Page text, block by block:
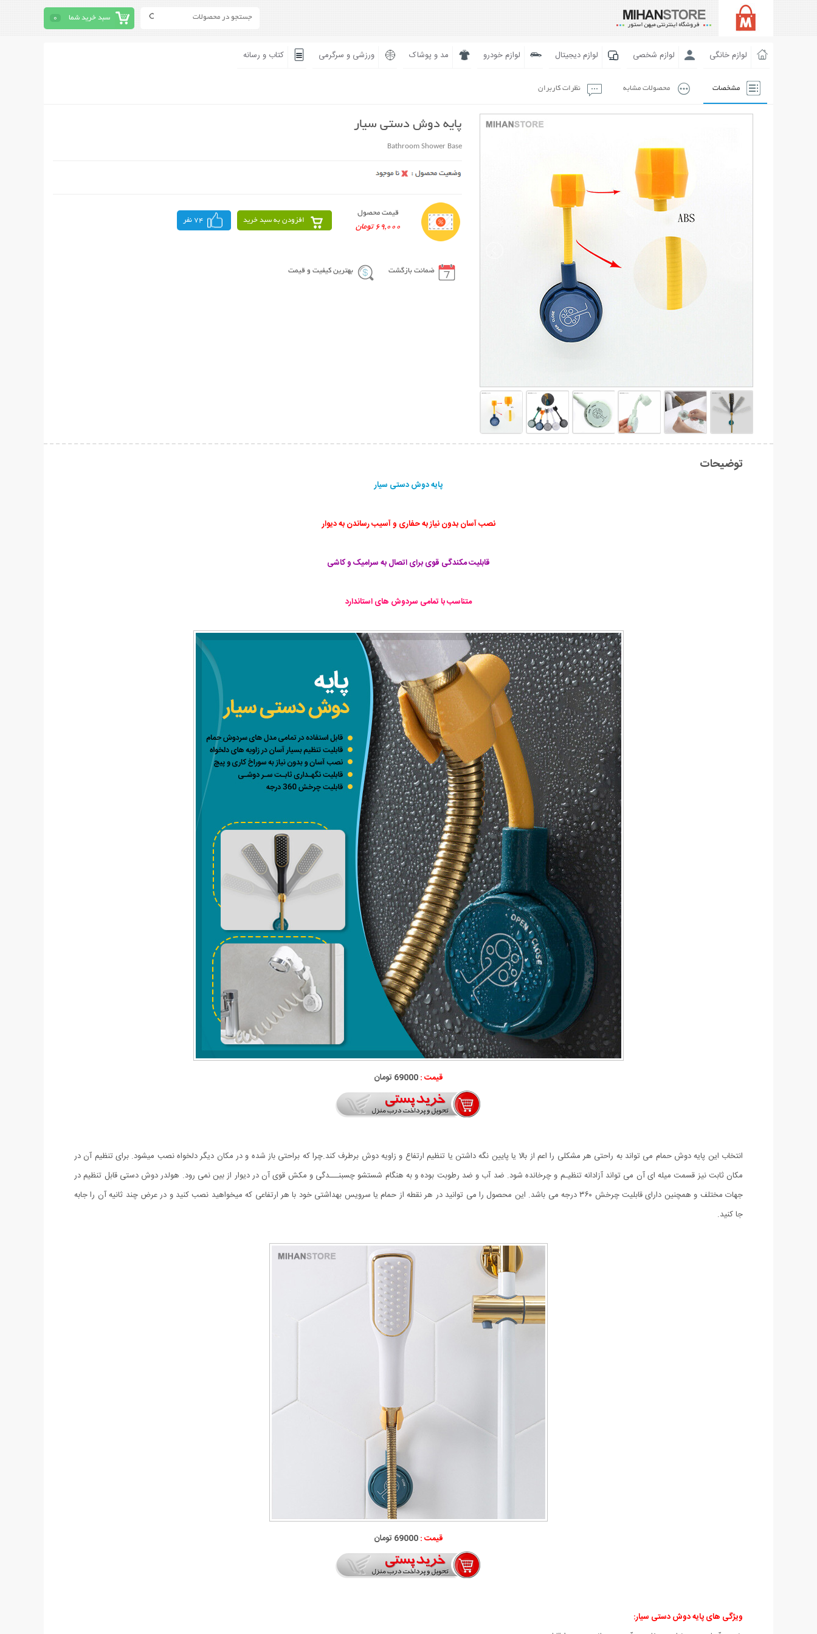
سبد خرید شما 0
لوازم خانگی لوازم شخصی لوازم دیجیتال لوازم خودرو مد و پوشاک ورزشی و سرگرمی کتاب و رسانه
مشخصات محصولات مشابه نظرات کاربران
پایه دوش دستی سیار
Bathroom Shower Base
قیمت محصول
69,000 تومان
افزودن به سبد خرید 74 نفر
ضمانت بازگشت بهترین کیفیت و قیمت
توضیحات
پایه دوش دستی سیار
نصب آسان بدون نیاز به حفاری و آسیب رساندن به دیوار
قابلیت مکندگی قوی برای اتصال به سرامیک و کاشی
متناسب با تمامی سردوش های استاندارد
قیمت :69000 تومان
انتخاب این پایه دوش حمام می تواند به راحتی هر مشکلی را اعم از بالا یا پایین نگه داشتن یا تنظیم ارتفاع و زاویه دوش برطرف کند.چرا که براحتی باز شده و در مکان دیگر دلخواه نصب میشود. برای تنظیم آن در
مکان ثابت نیز قسمت میله ای آن می تواند آزادانه تنظیـم و چرخانده شود. ضد آب و ضد رطوبت بوده و به هنگام شستشو چسبنـــدگی و مکش قوی آن در دیوار از بین نمی رود. هولدر دوش دستی قابل تنظیم در
جهات مختلف و همچنین دارای قابلیت چرخش ۳۶۰ درجه می باشد. این محصول را می توانید در هر نقطه از حمام یا سرویس بهداشتی خود با هر ارتفاعی که میخواهید نصب کنید و در عرض چند ثانیه آن را جابه
جا کنید.
قیمت :69000 تومان
ویژگی های پایه دوش دستی سیار: